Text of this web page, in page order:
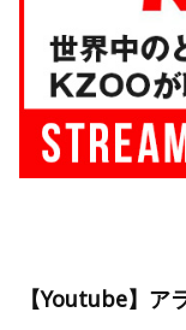
【Youtube】ア